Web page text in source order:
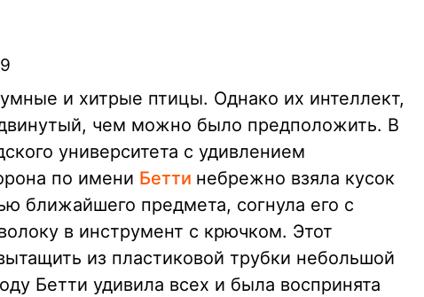
и хитрые птицы. Однако их интеллект,
чем можно было предположить. В
университета с удивлением
по имени Бетти небрежно взяла кусок
ближайшего предмета, согнула его с
в инструмент с крючком. Этот
из пластиковой трубки небольшой
Бетти удивила всех и была воспринята